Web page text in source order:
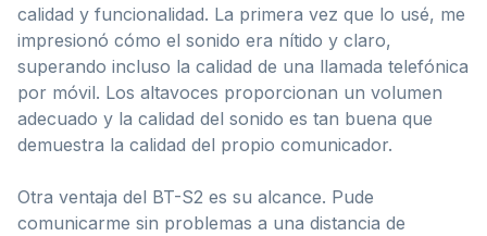
calidad y funcionalidad. La primera vez que lo usé, me
impresionó cómo el sonido era nítido y claro,
superando incluso la calidad de una llamada telefónica
por móvil. Los altavoces proporcionan un volumen
adecuado y la calidad del sonido es tan buena que
demuestra la calidad del propio comunicador.
Otra ventaja del BT-S2 es su alcance. Pude
comunicarme sin problemas a una distancia de